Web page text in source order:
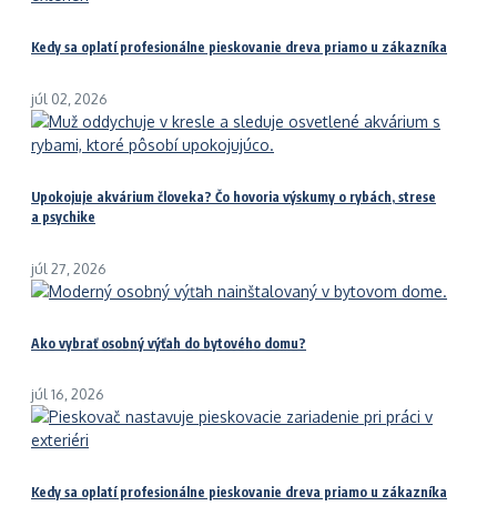
Kedy sa oplatí profesionálne pieskovanie dreva priamo u zákazníka
júl 02, 2026
Upokojuje akvárium človeka? Čo hovoria výskumy o rybách, strese
a psychike
júl 27, 2026
Ako vybrať osobný výťah do bytového domu?
júl 16, 2026
Kedy sa oplatí profesionálne pieskovanie dreva priamo u zákazníka